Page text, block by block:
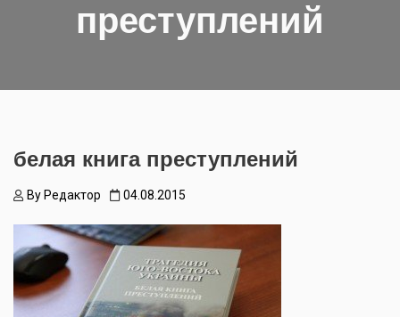
преступлений
белая книга преступлений
By Редактор 04.08.2015